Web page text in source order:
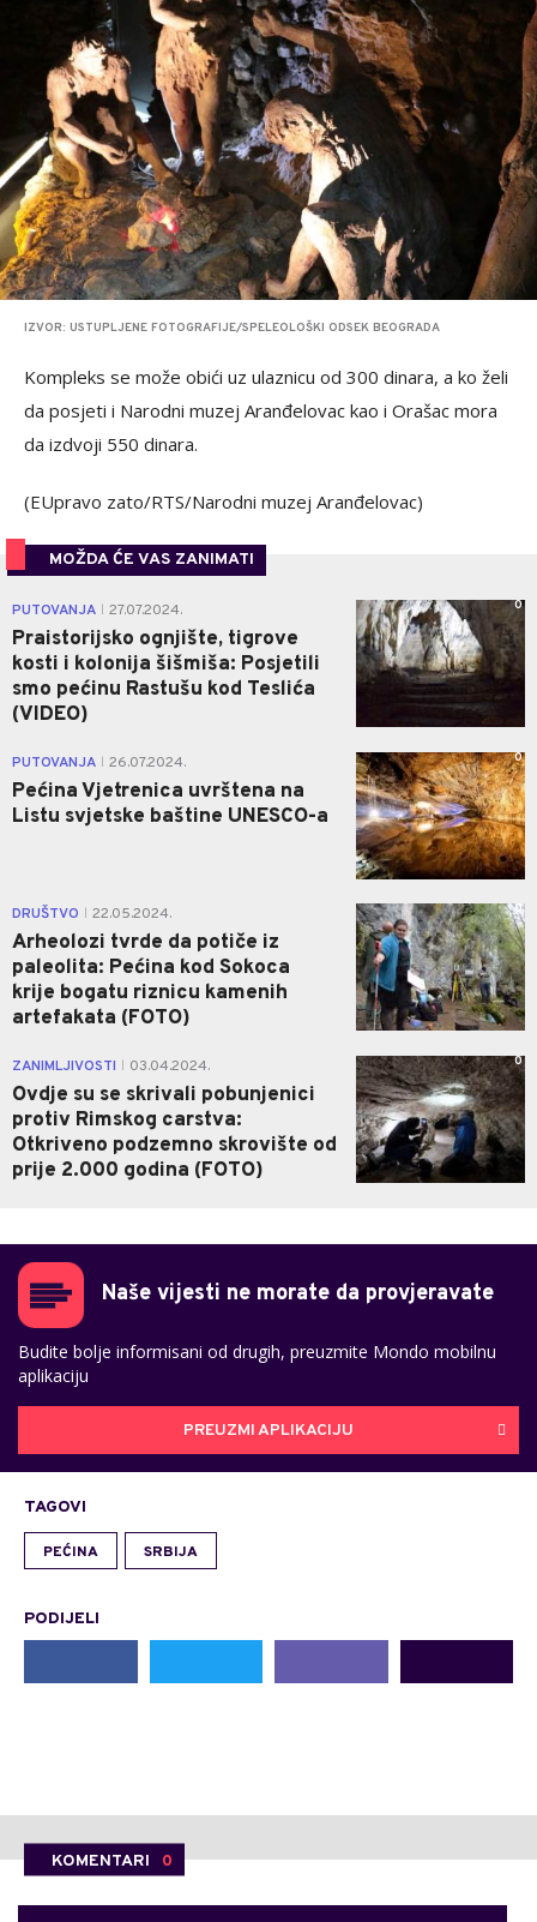
IZVOR: USTUPLJENE FOTOGRAFIJE/SPELEOLOŠKI ODSEK BEOGRADA
Kompleks se može obići uz ulaznicu od 300 dinara, a ko želi
da posjeti i Narodni muzej Aranđelovac kao i Orašac mora
da izdvoji 550 dinara.
(EUpravo zato/RTS/Narodni muzej Aranđelovac)
MOŽDA ĆE VAS ZANIMATI
PUTOVANJA 27.07.2024.
Praistorijsko ognjište, tigrove
kosti i kolonija šišmiša: Posjetili
smo pećinu Rastušu kod Teslića
(VIDEO)
0
PUTOVANJA 26.07.2024.
Pećina Vjetrenica uvrštena na
Listu svjetske baštine UNESCO-a
0
DRUŠTVO 22.05.2024.
Arheolozi tvrde da potiče iz
paleolita: Pećina kod Sokoca
krije bogatu riznicu kamenih
artefakata (FOTO)
0
ZANIMLJIVOSTI 03.04.2024.
Ovdje su se skrivali pobunjenici
protiv Rimskog carstva:
Otkriveno podzemno skrovište od
prije 2.000 godina (FOTO)
0
Naše vijesti ne morate da provjeravate
Budite bolje informisani od drugih, preuzmite Mondo mobilnu
aplikaciju
PREUZMI APLIKACIJU
TAGOVI
PEĆINA SRBIJA
PODIJELI
KOMENTARI 0